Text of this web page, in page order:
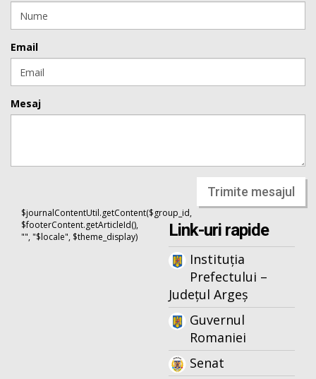
Email
Mesaj
Trimite mesajul
$journalContentUtil.getContent($group_id,
$footerContent.getArticleId(),
"", "$locale", $theme_display)
Link-uri rapide
Instituția
Prefectului –
Județul Argeș
Guvernul
Romaniei
Senat